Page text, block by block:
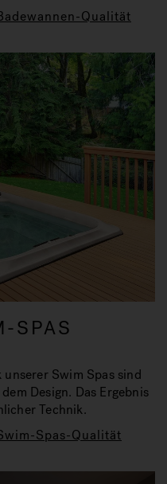
Qualität
SPAS
Swim Spas sind
Design. Das Ergebnis
Technik.
Spas-Qualität